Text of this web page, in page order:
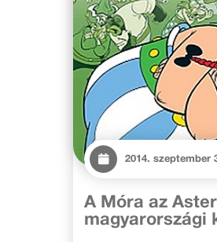
2014. szeptember
A Móra az
magyarországi